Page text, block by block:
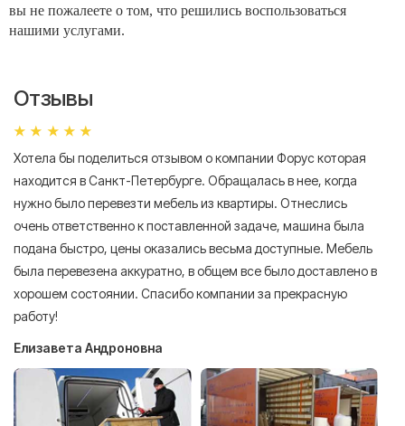
вы не пожалеете о том, что решились воспользоваться
нашими услугами.
Отзывы
Хотела бы поделиться отзывом о компании Форус которая
находится в Санкт-Петербурге. Обращалась в нее, когда
нужно было перевезти мебель из квартиры. Отнеслись
очень ответственно к поставленной задаче, машина была
подана быстро, цены оказались весьма доступные. Мебель
была перевезена аккуратно, в общем все было доставлено в
хорошем состоянии. Спасибо компании за прекрасную
работу!
Елизавета Андроновна